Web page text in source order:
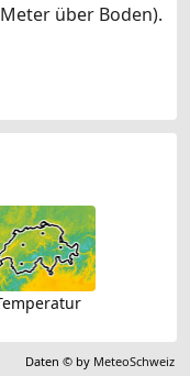
über Boden).
Daten © by MeteoSchweiz